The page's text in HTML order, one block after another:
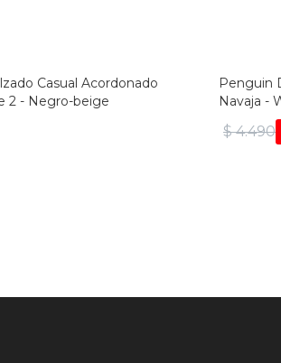
Casual Acordonado
2 - Negro-beige
Penguin
Navaja -
$ 4.490